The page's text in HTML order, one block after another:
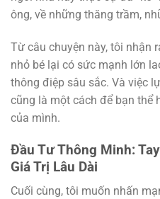
ông, về những thăng trầm,
Từ câu chuyện này, tôi nhận
nhỏ bé lại có sức mạnh lớn
thông điệp sâu sắc. Và việc
cũng là một cách để bạn thể
của mình.
Đầu Tư Thông Minh:
Giá Trị Lâu Dài
Cuối cùng, tôi muốn nhấn